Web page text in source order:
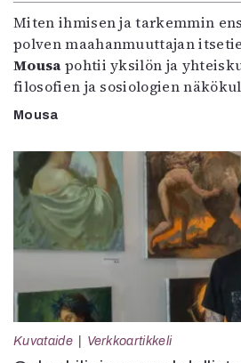
Miten ihmisen ja tarkemmin
polven maahanmuuttajan
Mousa pohtii yksilön ja
filosofien ja sosiologien
Mousa
Kuvataide Verkkoartikkeli